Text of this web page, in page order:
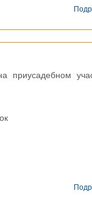
приусадебном